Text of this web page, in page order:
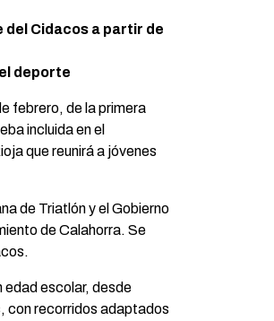
del Cidacos a partir de
deporte
febrero, de la primera
incluida en el
que reunirá a jóvenes
de Triatlón y el Gobierno
de Calahorra. Se
escolar, desde
con recorridos adaptados